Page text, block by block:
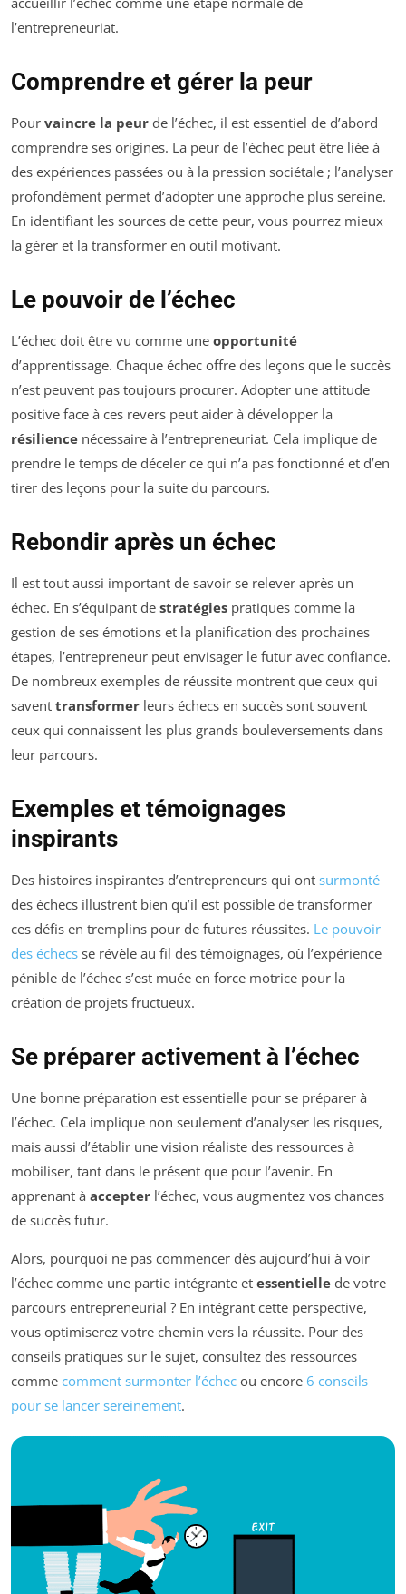
l’entrepreneuriat.
Comprendre et gérer la peur
Pour vaincre la peur de l’échec, il est essentiel de d’abord
comprendre ses origines. La peur de l’échec peut être liée à
des expériences passées ou à la pression sociétale ; l’analyser
profondément permet d’adopter une approche plus sereine.
En identifiant les sources de cette peur, vous pourrez mieux
la gérer et la transformer en outil motivant.
Le pouvoir de l’échec
L’échec doit être vu comme une opportunité
d’apprentissage. Chaque échec offre des leçons que le succès
n’est peuvent pas toujours procurer. Adopter une attitude
positive face à ces revers peut aider à développer la
résilience nécessaire à l’entrepreneuriat. Cela implique de
prendre le temps de déceler ce qui n’a pas fonctionné et d’en
tirer des leçons pour la suite du parcours.
Rebondir après un échec
Il est tout aussi important de savoir se relever après un
échec. En s’équipant de stratégies pratiques comme la
gestion de ses émotions et la planification des prochaines
étapes, l’entrepreneur peut envisager le futur avec confiance.
De nombreux exemples de réussite montrent que ceux qui
savent transformer leurs échecs en succès sont souvent
ceux qui connaissent les plus grands bouleversements dans
leur parcours.
Exemples et témoignages
inspirants
Des histoires inspirantes d’entrepreneurs qui ont surmonté
des échecs illustrent bien qu’il est possible de transformer
ces défis en tremplins pour de futures réussites. Le pouvoir
des échecs se révèle au fil des témoignages, où l’expérience
pénible de l’échec s’est muée en force motrice pour la
création de projets fructueux.
Se préparer activement à l’échec
Une bonne préparation est essentielle pour se préparer à
l’échec. Cela implique non seulement d’analyser les risques,
mais aussi d’établir une vision réaliste des ressources à
mobiliser, tant dans le présent que pour l’avenir. En
apprenant à accepter l’échec, vous augmentez vos chances
de succès futur.
Alors, pourquoi ne pas commencer dès aujourd’hui à voir
l’échec comme une partie intégrante et essentielle de votre
parcours entrepreneurial ? En intégrant cette perspective,
vous optimiserez votre chemin vers la réussite. Pour des
conseils pratiques sur le sujet, consultez des ressources
comme comment surmonter l’échec ou encore 6 conseils
pour se lancer sereinement.